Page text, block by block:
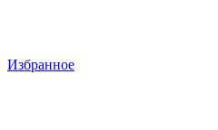
Избранное